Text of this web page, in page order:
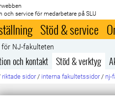
och service för medarbetare på SLU
Stöd & service
NJ-fakulteten
och kontakt Stöd & verktyg
riktade sidor / interna fakultetssidor / nj-